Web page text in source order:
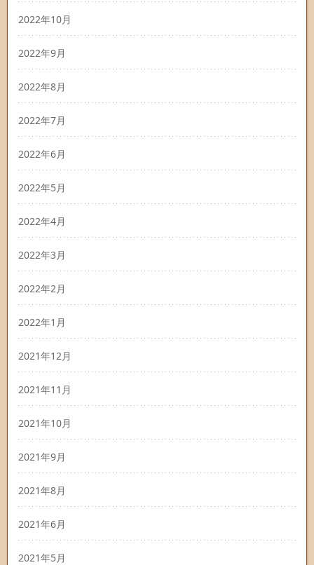
2022年10月
2022年9月
2022年8月
2022年7月
2022年6月
2022年5月
2022年4月
2022年3月
2022年2月
2022年1月
2021年12月
2021年11月
2021年10月
2021年9月
2021年8月
2021年6月
2021年5月